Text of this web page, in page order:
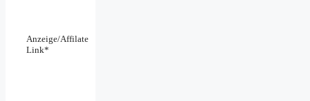
Anzeige/Affilate
Link*